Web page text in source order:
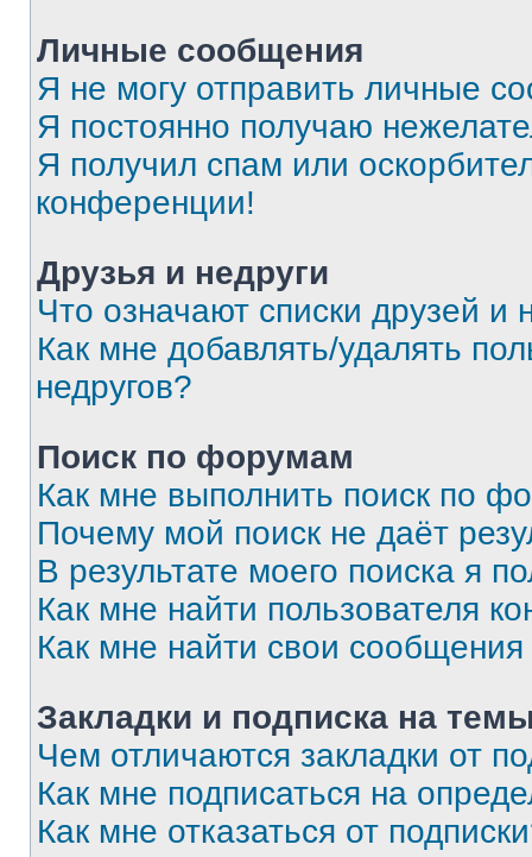
Личные сообщения
Я не могу отправить личные
Я постоянно получаю
Я получил спам или
конференции!
Друзья и недруги
Что означают списки друзей и
Как мне добавлять/удалять
недругов?
Поиск по форумам
Как мне выполнить поиск по
Почему мой поиск не даёт
В результате моего поиска я
Как мне найти пользователя
Как мне найти свои
Закладки и подписка на
Чем отличаются закладки от
Как мне подписаться на
Как мне отказаться от